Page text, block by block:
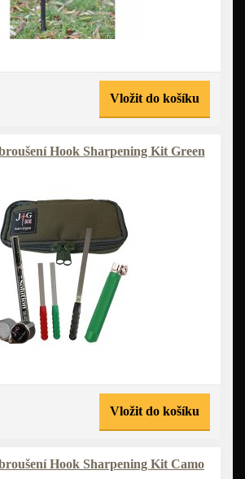
Vložit do košíku
Hook Sharpening Kit Green
Vložit do košíku
Hook Sharpening Kit Camo